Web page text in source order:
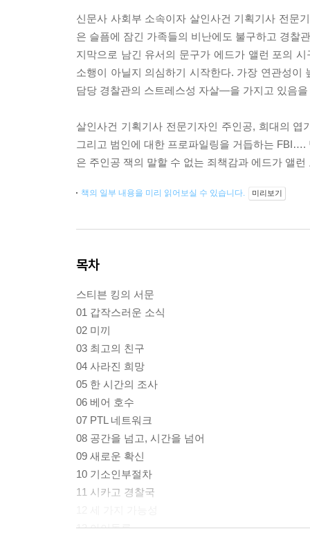
신문사 사회부 소속이자 살인사건 기획기사 전문
은 슬픔에 잠긴 가족들의 비난에도 불구하고 경찰
지막으로 남긴 유서의 문구가 에드가 앨런 포의
소행이 아닐지 의심하기 시작한다. 가장 연관성
담당 경찰관의 스트레스성 자살―을 가지고 있음
살인사건 기획기사 전문기자인 주인공, 희대의
그리고 범인에 대한 프로파일링을 거듭하는
은 주인공 잭의 말할 수 없는 죄책감과 에드가 앨
책의 일부 내용을 미리 읽어보실 수 있습니다. 미리보기
목차
스티븐 킹의 서문
01 갑작스러운 소식
02 미끼
03 최고의 친구
04 사라진 희망
05 한 시간의 조사
06 베어 호수
07 PTL 네트워크
08 공간을 넘고, 시간을 넘어
09 새로운 확신
10 기소인부절차
11 시카고 경찰국
13 아이돌론